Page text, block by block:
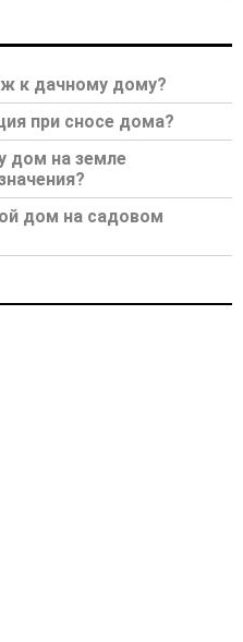
к дачному дому?
при сносе дома?
дом на земле
дом на садовом